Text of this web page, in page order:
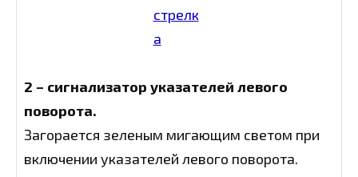
2 – сигнализатор указателей левого
поворота.
Загорается зеленым мигающим светом при
включении указателей левого поворота.